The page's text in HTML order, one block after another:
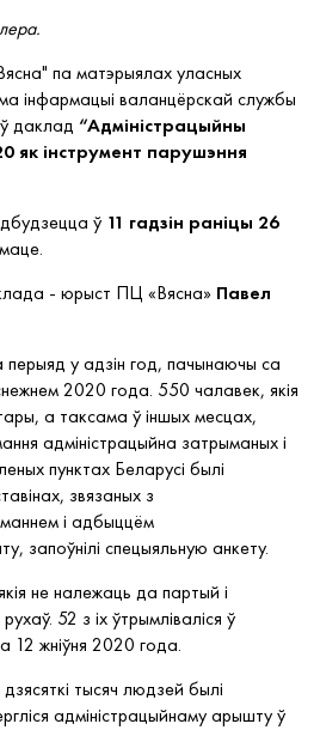
па матэрыялах уласных
інфармацыі валанцёрскай службы
даклад “Адміністрацыйны
як інструмент парушэння
ў 11 гадзін раніцы 26
- юрыст ПЦ «Вясна» Павел
у адзін год, пачынаючы са
2020 года. 550 чалавек, якія
а таксама ў іншых месцах,
адміністрацыйна затрыманых і
пунктах Беларусі былі
звязаных з
і адбыццём
запоўнілі спецыяльную анкету.
не належаць да партый і
52 з іх ўтрымліваліся ў
12 жніўня 2020 года.
тысяч людзей былі
адміністрацыйнаму арышту ў